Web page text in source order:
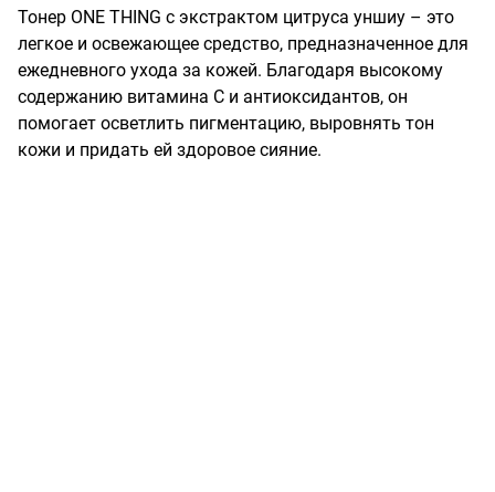
Тонер ONE THING с экстрактом цитруса уншиу – это
легкое и освежающее средство, предназначенное для
ежедневного ухода за кожей. Благодаря высокому
содержанию витамина С и антиоксидантов, он
помогает осветлить пигментацию, выровнять тон
кожи и придать ей здоровое сияние.